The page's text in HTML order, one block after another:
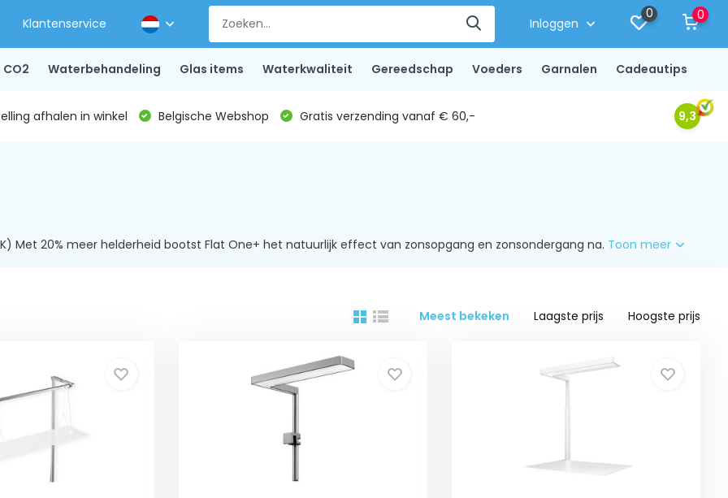
Klantenservice Inloggen
0 0
CO2 Waterbehandeling Glas items Waterkwaliteit Gereedschap Voeders Garnalen Cadeautips
afhalen in winkel Belgische Webshop Gratis verzending vanaf € 60,- 9,3
Met 20% meer helderheid bootst Flat One+ het natuurlijk effect van zonsopgang en zonsondergang na. Toon meer
Meest bekeken Laagste prijs Hoogste prijs